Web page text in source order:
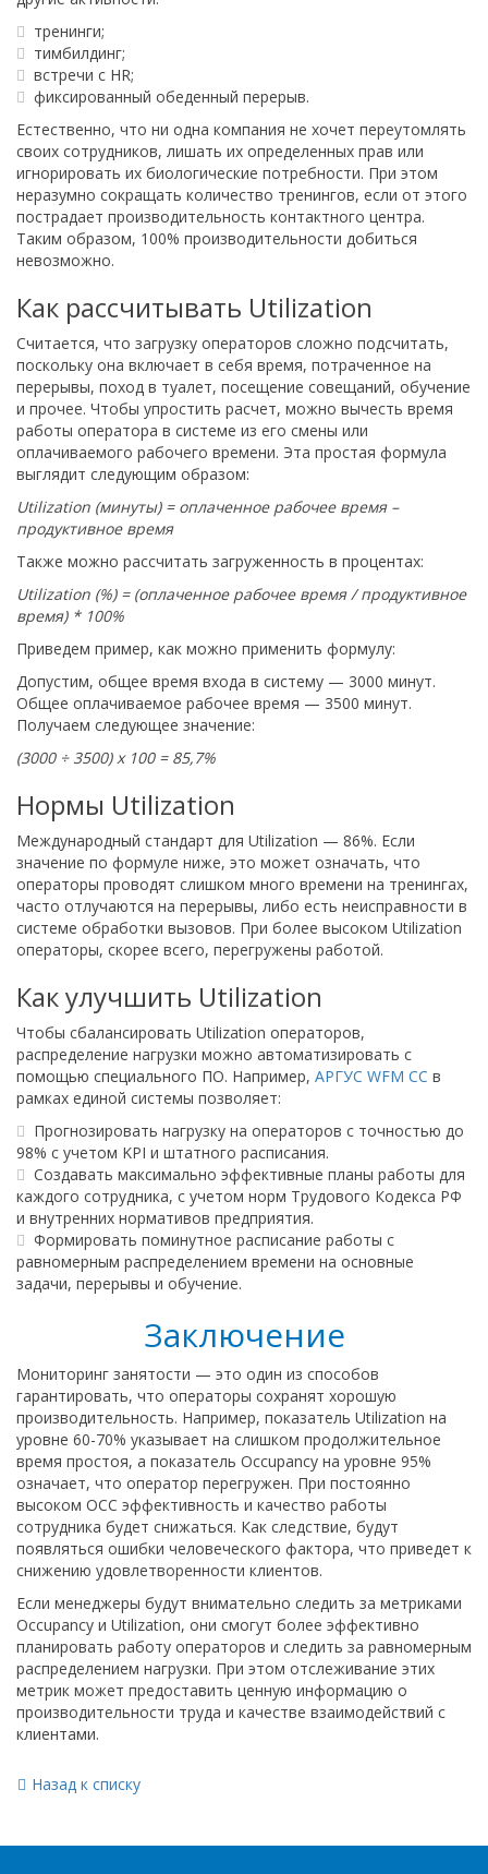
тренинги;
тимбилдинг;
встречи с HR;
фиксированный обеденный перерыв.
Естественно, что ни одна компания не хочет переутомлять
своих сотрудников, лишать их определенных прав или
игнорировать их биологические потребности. При этом
неразумно сокращать количество тренингов, если от этого
пострадает производительность контактного центра.
Таким образом, 100% производительности добиться
невозможно.
Как рассчитывать Utilization
Считается, что загрузку операторов сложно подсчитать,
поскольку она включает в себя время, потраченное на
перерывы, поход в туалет, посещение совещаний, обучение
и прочее. Чтобы упростить расчет, можно вычесть время
работы оператора в системе из его смены или
оплачиваемого рабочего времени. Эта простая формула
выглядит следующим образом:
Utilization (минуты) = оплаченное рабочее время –
продуктивное время
Также можно рассчитать загруженность в процентах:
Utilization (%) = (оплаченное рабочее время / продуктивное
время) * 100%
Приведем пример, как можно применить формулу:
Допустим, общее время входа в систему — 3000 минут.
Общее оплачиваемое рабочее время — 3500 минут.
Получаем следующее значение:
(3000 ÷ 3500) x 100 = 85,7%
Нормы Utilization
Международный стандарт для Utilization — 86%. Если
значение по формуле ниже, это может означать, что
операторы проводят слишком много времени на тренингах,
часто отлучаются на перерывы, либо есть неисправности в
системе обработки вызовов. При более высоком Utilization
операторы, скорее всего, перегружены работой.
Как улучшить Utilization
Чтобы сбалансировать Utilization операторов,
распределение нагрузки можно автоматизировать с
помощью специального ПО. Например, АРГУС WFM CC в
рамках единой системы позволяет:
Прогнозировать нагрузку на операторов с точностью до
98% с учетом KPI и штатного расписания.
Создавать максимально эффективные планы работы для
каждого сотрудника, с учетом норм Трудового Кодекса РФ
и внутренних нормативов предприятия.
Формировать поминутное расписание работы с
равномерным распределением времени на основные
задачи, перерывы и обучение.
Заключение
Мониторинг занятости — это один из способов
гарантировать, что операторы сохранят хорошую
производительность. Например, показатель Utilization на
уровне 60-70% указывает на слишком продолжительное
время простоя, а показатель Occupancy на уровне 95%
означает, что оператор перегружен. При постоянно
высоком OCC эффективность и качество работы
сотрудника будет снижаться. Как следствие, будут
появляться ошибки человеческого фактора, что приведет к
снижению удовлетворенности клиентов.
Если менеджеры будут внимательно следить за метриками
Occupancy и Utilization, они смогут более эффективно
планировать работу операторов и следить за равномерным
распределением нагрузки. При этом отслеживание этих
метрик может предоставить ценную информацию о
производительности труда и качестве взаимодействий с
клиентами.
Назад к списку